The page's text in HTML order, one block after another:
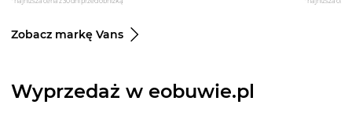
Zobacz markę Vans
Wyprzedaż w eobuwie.pl